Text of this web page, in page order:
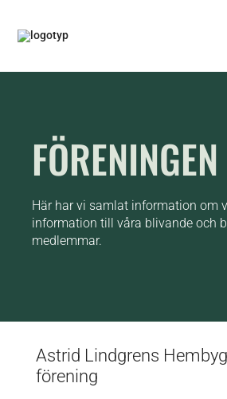
FÖRENINGEN
Här har vi samlat information om
information till våra blivande och
medlemmar.
Astrid Lindgrens
förening